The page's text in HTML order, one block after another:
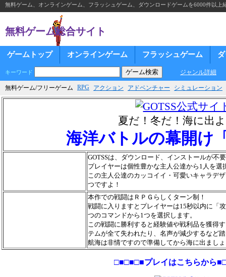
無料ゲーム、オンラインゲーム、フラッシュゲーム、ダウンロードゲームを6000件以上
無料ゲーム総合サイト
ゲームトップ オンラインゲーム フラッシュゲーム
キーワード ジャンル詳細
無料ゲーム/フリーゲーム RPG アクション アドベンチャー シミュレーション
夏だ！冬だ！海に出
海洋バトルの幕開け
GOTSSは、ダウンロード、インストールが不
プレイヤーは個性豊かな主人公達から1人を
この主人公達のカッコイイ・可愛いキャラデ
つですよ！
本作での戦闘はＲＰＧらしくターン制！
戦闘に入りますとプレイヤーは15秒以内に「
つのコマンドから1つを選択します。
この戦闘に勝利すると経験値や戦利品を獲得
テムが全て失われたり、名声が減少するなど
航海は非情ですので準備してから海に出まし
□■□■□■プレイはこちらから